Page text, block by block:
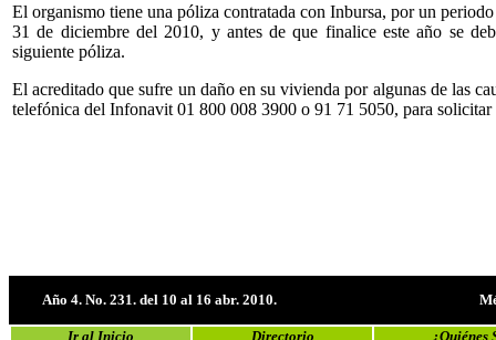
El organismo tiene una póliza contratada con Inbursa, por un
31 de diciembre del 2010, y antes de que finalice este año se
siguiente póliza.
El acreditado que sufre un daño en su vivienda por algunas de las
telefónica del Infonavit 01 800 008 3900 o 91 71 5050, para
Año 4. No. 231. del 10 al 16 abr. 2010.
Ir al Inicio Directorio ¿Quiénes